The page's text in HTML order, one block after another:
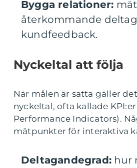
Bygga relationer:
återkommande
kundfeedback.
Nyckeltal att följa
När målen är satta gäller
nyckeltal, ofta kallade KPI:er
Performance Indicators).
mätpunkter för interaktiva
Deltagandegrad: hur